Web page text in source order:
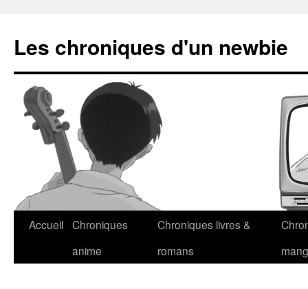
Les chroniques d'un newbie
Accueil Chroniques
anime
Chroniques livres &
romans